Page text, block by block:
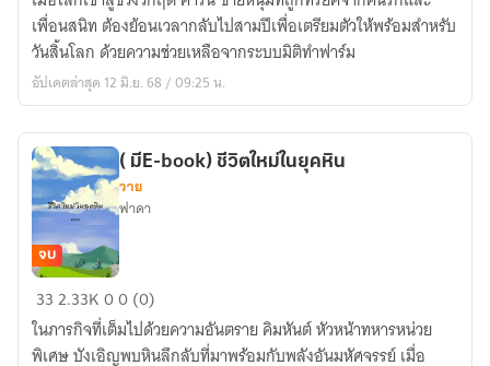
วัน
สิ้น
โลก
พร้อม
มิติ
ทำ
ฟาร์ม
เพื่อนสนิท ต้องย้อนเวลากลับไปสามปีเพื่อเตรียมตัวให้พร้อมสำหรับ
วันสิ้นโลก ด้วยความช่วยเหลือจากระบบมิติทำฟาร์ม
อัปเดตล่าสุด 12 มิ.ย. 68 / 09:25 น.
มีE-
book)
จบ
( มีE-book) ชีวิตใหม่ในยุคหิน
วาย
ฟาดา
332.33K00 (0)
ในภารกิจที่เต็มไปด้วยความอันตราย คิมหันต์ หัวหน้าทหารหน่วย
พิเศษ บังเอิญพบหินลึกลับที่มาพร้อมกับพลังอันมหัศจรรย์ เมื่อ